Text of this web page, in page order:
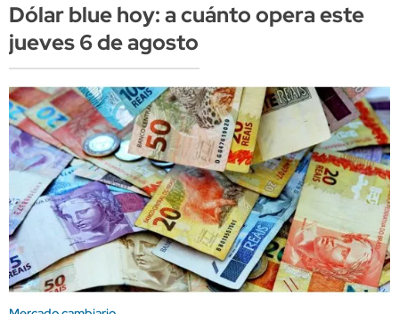
Dólar blue hoy: a cuánto opera este
jueves 6 de agosto